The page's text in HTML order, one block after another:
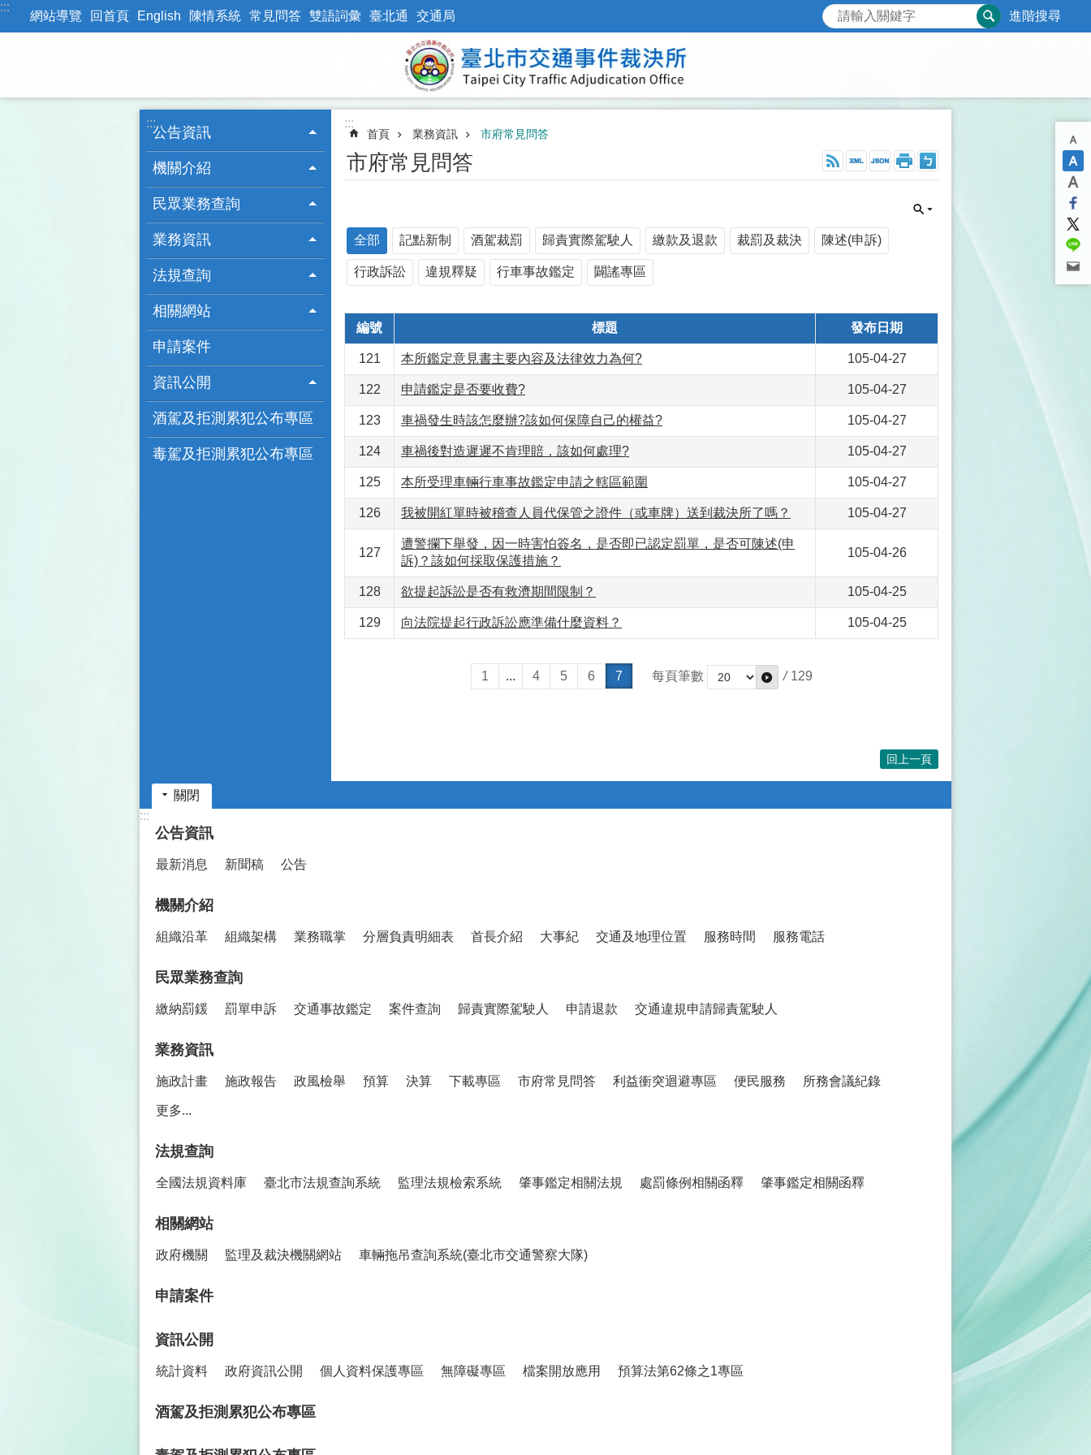
跳到主要內容區塊
:::
網站導覽 回首頁 English 陳情系統 常見問答 雙語詞彙 臺北通 交通局 進階搜尋
:::
公告資訊
機關介紹
民眾業務查詢
業務資訊
法規查詢
相關網站
申請案件
資訊公開
酒駕及拒測累犯公布專區
毒駕及拒測累犯公布專區
:::
首頁 業務資訊 市府常見問答
市府常見問答
全部 記點新制 酒駕裁罰 歸責實際駕駛人 繳款及退款 裁罰及裁決 陳述(申訴)
行政訴訟 違規釋疑 行車事故鑑定 闢謠專區
編號 標題 發布日期
121 本所鑑定意見書主要內容及法律效力為何? 105-04-27
122 申請鑑定是否要收費? 105-04-27
123 車禍發生時該怎麼辦?該如何保障自己的權益? 105-04-27
124 車禍後對造遲遲不肯理賠，該如何處理? 105-04-27
125 本所受理車輛行車事故鑑定申請之轄區範圍 105-04-27
126 我被開紅單時被稽查人員代保管之證件（或車牌）送到裁決所了嗎？ 105-04-27
127
遭警攔下舉發，因一時害怕簽名，是否即已認定罰單，是否可陳述(申
訴)？該如何採取保護措施？
105-04-26
128 欲提起訴訟是否有救濟期間限制？ 105-04-25
129 向法院提起行政訴訟應準備什麼資料？ 105-04-25
1 ... 4 5 6 7 每頁筆數 / 129
回上一頁
關閉
:::
公告資訊
最新消息 新聞稿 公告
機關介紹
組織沿革 組織架構 業務職掌 分層負責明細表 首長介紹 大事紀 交通及地理位置 服務時間 服務電話
民眾業務查詢
繳納罰鍰 罰單申訴 交通事故鑑定 案件查詢 歸責實際駕駛人 申請退款 交通違規申請歸責駕駛人
業務資訊
施政計畫 施政報告 政風檢舉 預算 決算 下載專區 市府常見問答 利益衝突迴避專區 便民服務 所務會議紀錄
更多...
法規查詢
全國法規資料庫 臺北市法規查詢系統 監理法規檢索系統 肇事鑑定相關法規 處罰條例相關函釋 肇事鑑定相關函釋
相關網站
政府機關 監理及裁決機關網站 車輛拖吊查詢系統(臺北市交通警察大隊)
申請案件
資訊公開
統計資料 政府資訊公開 個人資料保護專區 無障礙專區 檔案開放應用 預算法第62條之1專區
酒駕及拒測累犯公布專區